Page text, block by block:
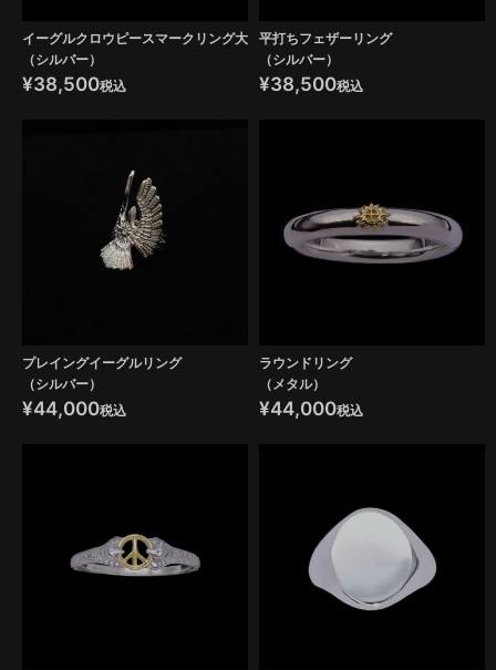
イーグルクロウピースマークリング大
（シルバー）
¥38,500税込
平打ちフェザーリング
（シルバー）
¥38,500税込
プレイングイーグルリング
（シルバー）
¥44,000税込
ラウンドリング
（メタル）
¥44,000税込